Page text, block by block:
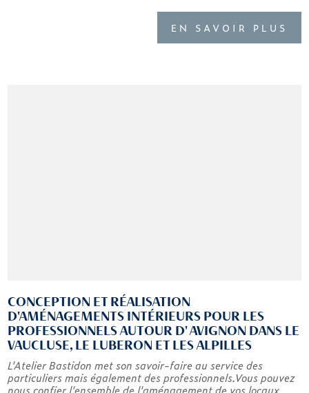
EN SAVOIR PLUS
CONCEPTION ET RÉALISATION
D'AMÉNAGEMENTS INTÉRIEURS POUR LES
PROFESSIONNELS AUTOUR D' AVIGNON DANS LE
VAUCLUSE, LE LUBERON ET LES ALPILLES
L'Atelier Bastidon met son savoir-faire au service des
particuliers mais également des professionnels.Vous pouvez